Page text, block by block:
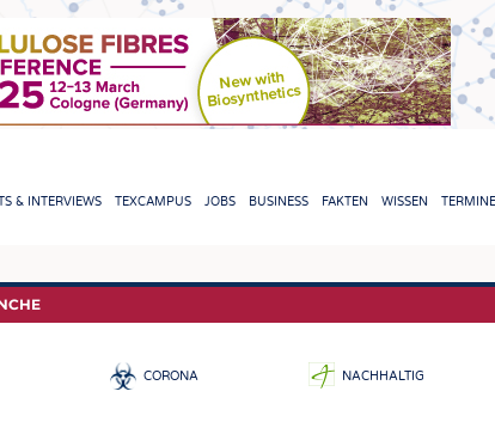
& INTERVIEWS TEXCAMPUS JOBS BUSINESS FAKTEN WISSEN TERMINE
TEXTILE LEADERSHIP
CORONA NACHHALTIG